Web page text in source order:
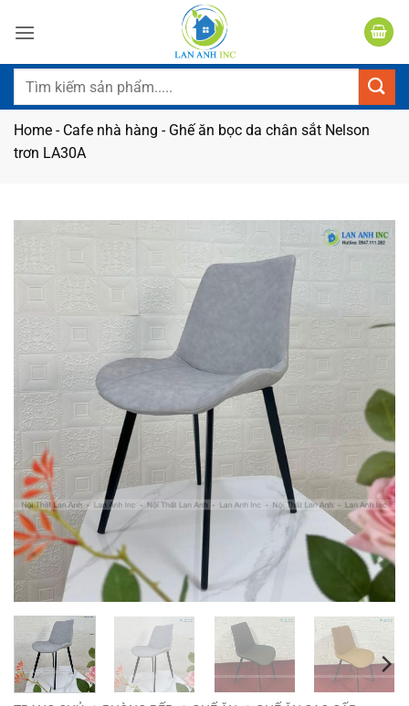
qua
dung
Tìm
Home - Cafe nhà hàng - Ghế ăn bọc da chân sắt Nelson
trơn LA30A